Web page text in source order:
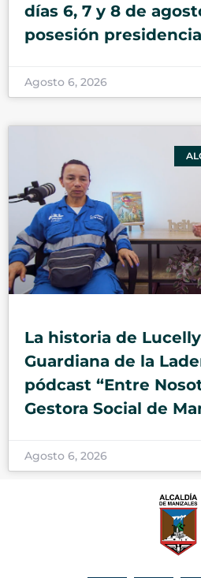
días 6, 7 y 8 de
posesión
Agosto 6, 2026
La historia de
Guardiana de la
pódcast “Entre
Gestora Social de
Agosto 6, 2026